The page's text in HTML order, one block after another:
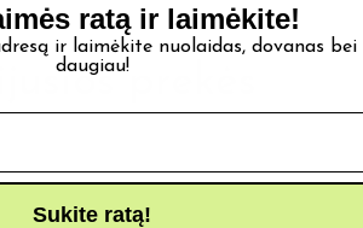
prekės
ratą ir laimėkite!
ir laimėkite nuolaidas, dovanas bei
daugiau!
Sukite ratą!